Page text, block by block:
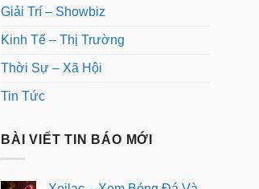
Giải Trí – Showbiz
Kinh Tế – Thị Trường
Thời Sự – Xã Hội
Tin Tức
BÀI VIẾT TIN BÁO MỚI